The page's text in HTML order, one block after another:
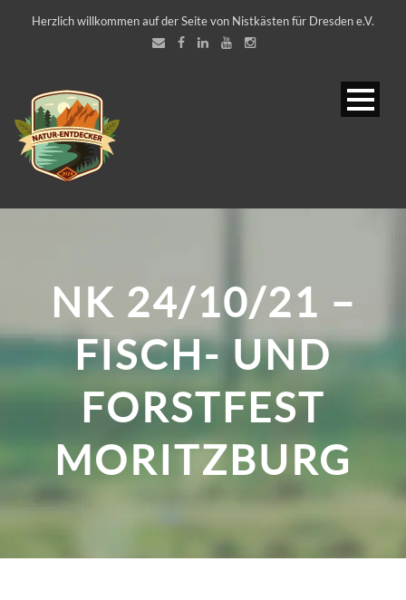
Herzlich willkommen auf der Seite von Nistkästen für Dresden e.V.
NK 24/10/21 –
FISCH- UND
FORSTFEST
MORITZBURG